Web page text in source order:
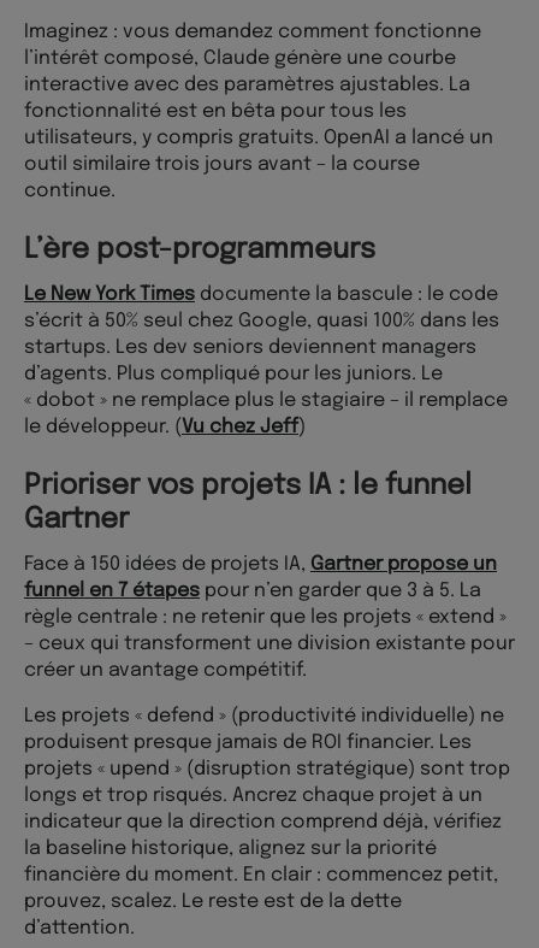
Imaginez : vous demandez comment fonctionne
l’intérêt composé, Claude génère une courbe
interactive avec des paramètres ajustables. La
fonctionnalité est en bêta pour tous les
utilisateurs, y compris gratuits. OpenAI a lancé un
outil similaire trois jours avant – la course
continue.
L’ère post-programmeurs
Le New York Times documente la bascule : le code
s’écrit à 50% seul chez Google, quasi 100% dans les
startups. Les dev seniors deviennent managers
d’agents. Plus compliqué pour les juniors. Le
« dobot » ne remplace plus le stagiaire – il remplace
le développeur. (Vu chez Jeff)
Prioriser vos projets IA : le funnel
Gartner
Face à 150 idées de projets IA, Gartner propose un
funnel en 7 étapes pour n’en garder que 3 à 5. La
règle centrale : ne retenir que les projets « extend »
– ceux qui transforment une division existante pour
créer un avantage compétitif.
Les projets « defend » (productivité individuelle) ne
produisent presque jamais de ROI financier. Les
projets « upend » (disruption stratégique) sont trop
longs et trop risqués. Ancrez chaque projet à un
indicateur que la direction comprend déjà, vérifiez
la baseline historique, alignez sur la priorité
financière du moment. En clair : commencez petit,
prouvez, scalez. Le reste est de la dette
d’attention.